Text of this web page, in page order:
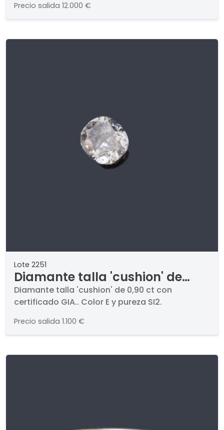
Precio salida 12.000 €
Lote 2251
Diamante talla 'cushion' de
0,90 ct con certificado GIA.
Diamante talla 'cushion' de 0,90 ct con
certificado GIA.. Color E y pureza SI2.
Precio salida 1.100 €